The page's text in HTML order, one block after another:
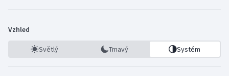
Vzhled
Světlý Tmavý Systém